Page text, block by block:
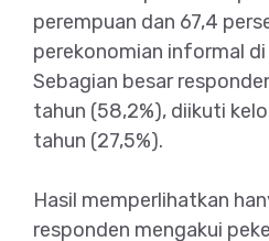
perempuan dan 67,4
perekonomian informal
Sebagian besar
tahun (58,2%), diikuti
tahun (27,5%).
Hasil memperlihatkan
responden mengakui